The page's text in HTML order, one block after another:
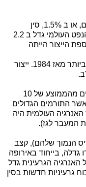
צריכת הנפט גדלה ב 1.4 מיליון חביות ליום, או ב 1.5%, סין
וארה"ב אחראיות למרבית הגידול. ייצור הנפט העולמי גדל ב 2.2
כמעט כול תוספת הייצור הייתה
השימוש בגז גדל ב 5.3%, הגידול המהיר ביותר מאז 1984. ייצור
השימוש בפחם גדל ב 1.4%, קצב פי שניים מהממוצע של 10
הפחם בעולם גדל ב 4.3%, כאשר התורמים הגדולים
האנרגיה העולמית היה
לבסיס הנמוך שלהם), קצב
בייחוד באירופה
האנרגיה הגרעינית גדל
כוח גרעיניות חדשות בסין